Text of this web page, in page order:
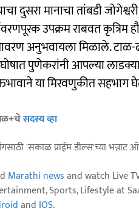
दुसरा मानाचा तांबडी
उपक्रम राबवत
अनुभवायला मिळाले. टाळ-
पुणेकरांनी आपल्या
या मिरवणुकीत सहभाग
सदस्य व्हा
'सकाळ प्राईम डील्स'च्या भन्नाट
Marathi newsand watch Live
Sports, Lifestyle at
and IOS.